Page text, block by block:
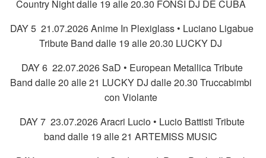
Country Night dalle 19 alle 20.30 FONSI DJ DE CUBA
DAY 5 21.07.2026 Anime In Plexiglass • Luciano Ligabue
Tribute Band dalle 19 alle 20.30 LUCKY DJ
DAY 6 22.07.2026 SaD • European Metallica Tribute
Band dalle 20 alle 21 LUCKY DJ dalle 20.30 Truccabimbi
con Violante
DAY 7 23.07.2026 Aracri Lucio • Lucio Battisti Tribute
band dalle 19 alle 21 ARTEMISS MUSIC